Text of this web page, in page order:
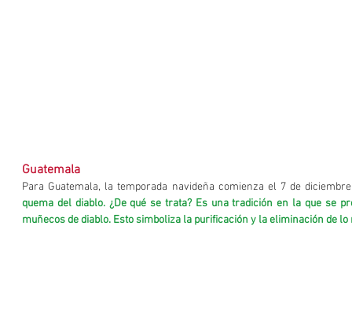
Guatemala
Para Guatemala, la temporada navideña comienza el 7 de
quema del diablo. ¿De qué se trata? Es una tradición en la que se
muñecos de diablo. Esto simboliza la purificación y la eliminación de